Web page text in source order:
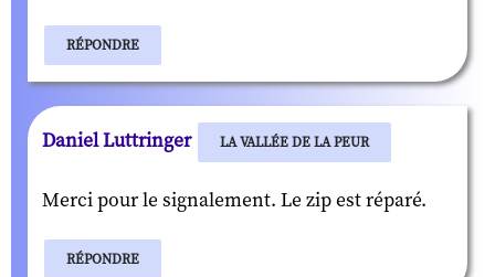
RÉPONDRE
Daniel Luttringer LA VALLÉE DE LA PEUR
Merci pour le signalement. Le zip est réparé.
RÉPONDRE